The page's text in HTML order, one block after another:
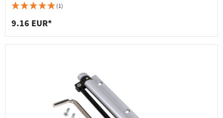
(1)
9.16 EUR*